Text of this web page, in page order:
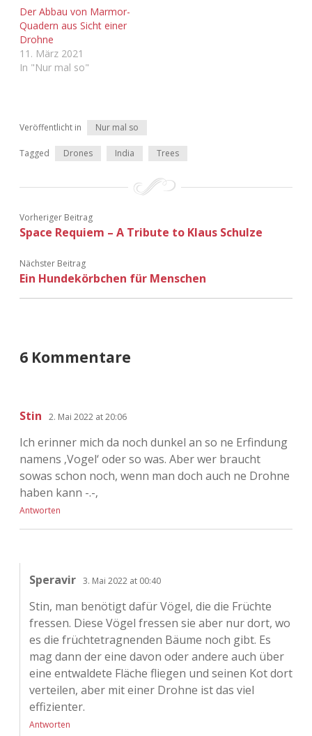
Adventskalender 2022
Der Abbau von Marmor-
Quadern aus Sicht einer
Drohne
11. März 2021
In "Nur mal so"
Veröffentlicht in Nur mal so
Tagged Drones India Trees
Vorheriger Beitrag
Space Requiem – A Tribute to Klaus Schulze
Nächster Beitrag
Ein Hundekörbchen für Menschen
6 Kommentare
Stin 2. Mai 2022 at 20:06
Ich erinner mich da noch dunkel an so ne Erfindung
namens ‚Vogel‘ oder so was. Aber wer braucht
sowas schon noch, wenn man doch auch ne Drohne
haben kann -.-‚
Antworten
Speravir 3. Mai 2022 at 00:40
Stin, man benötigt dafür Vögel, die die Früchte
fressen. Diese Vögel fressen sie aber nur dort, wo
es die früchtetragnenden Bäume noch gibt. Es
mag dann der eine davon oder andere auch über
eine entwaldete Fläche fliegen und seinen Kot dort
verteilen, aber mit einer Drohne ist das viel
effizienter.
Antworten